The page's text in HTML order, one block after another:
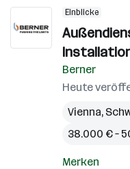
Einblicke
Berner
Heute
Vienna,
38.000 € –
Merken